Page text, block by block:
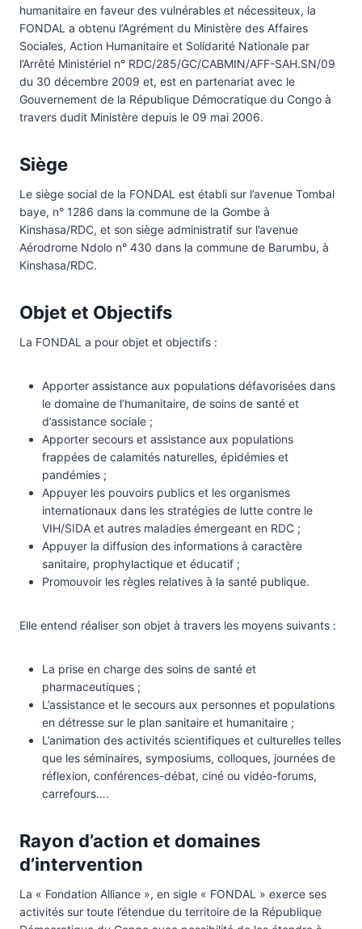
humanitaire en faveur des vulnérables et nécessiteux, la
FONDAL a obtenu l’Agrément du Ministère des Affaires
Sociales, Action Humanitaire et Solidarité Nationale par
l’Arrêté Ministériel n° RDC/285/GC/CABMIN/AFF-SAH.SN/09
du 30 décembre 2009 et, est en partenariat avec le
Gouvernement de la République Démocratique du Congo à
travers dudit Ministère depuis le 09 mai 2006.
Siège
Le siège social de la FONDAL est établi sur l’avenue Tombal
baye, n° 1286 dans la commune de la Gombe à
Kinshasa/RDC, et son siège administratif sur l’avenue
Aérodrome Ndolo n° 430 dans la commune de Barumbu, à
Kinshasa/RDC.
Objet et Objectifs
La FONDAL a pour objet et objectifs :
Apporter assistance aux populations défavorisées dans
le domaine de l’humanitaire, de soins de santé et
d’assistance sociale ;
Apporter secours et assistance aux populations
frappées de calamités naturelles, épidémies et
pandémies ;
Appuyer les pouvoirs publics et les organismes
internationaux dans les stratégies de lutte contre le
VIH/SIDA et autres maladies émergeant en RDC ;
Appuyer la diffusion des informations à caractère
sanitaire, prophylactique et éducatif ;
Promouvoir les règles relatives à la santé publique.
Elle entend réaliser son objet à travers les moyens suivants :
La prise en charge des soins de santé et
pharmaceutiques ;
L’assistance et le secours aux personnes et populations
en détresse sur le plan sanitaire et humanitaire ;
L’animation des activités scientifiques et culturelles telles
que les séminaires, symposiums, colloques, journées de
réflexion, conférences-débat, ciné ou vidéo-forums,
carrefours….
Rayon d’action et domaines
d’intervention
La « Fondation Alliance », en sigle « FONDAL » exerce ses
activités sur toute l’étendue du territoire de la République